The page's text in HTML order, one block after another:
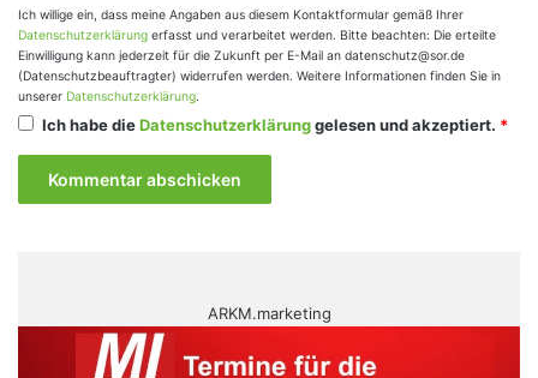
Ich willige ein, dass meine Angaben aus diesem Kontaktformular gemäß Ihrer
Datenschutzerklärung erfasst und verarbeitet werden. Bitte beachten: Die erteilte
Einwilligung kann jederzeit für die Zukunft per E-Mail an datenschutz@sor.de
(Datenschutzbeauftragter) widerrufen werden. Weitere Informationen finden Sie in
unserer Datenschutzerklärung.
Ich habe dieDatenschutzerklärunggelesen und akzeptiert. *
ARKM.marketing